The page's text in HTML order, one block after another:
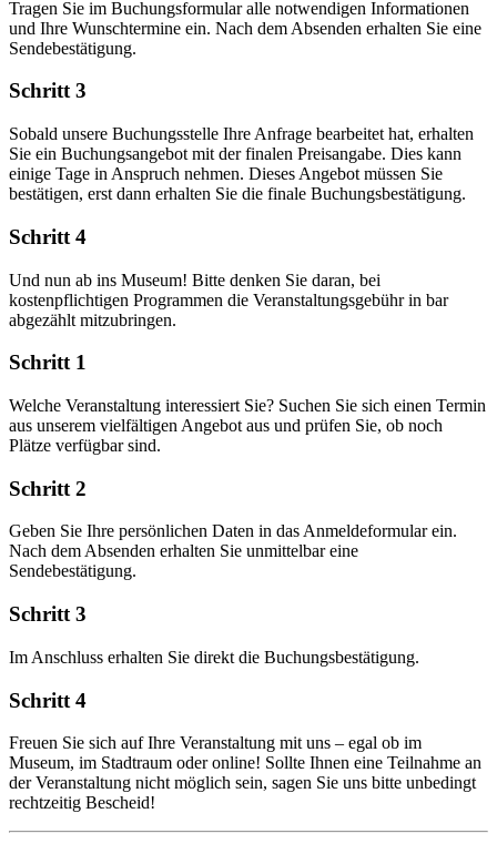
Tragen Sie im Buchungsformular alle notwendigen Informationen
und Ihre Wunschtermine ein. Nach dem Absenden erhalten Sie eine
Sendebestätigung.
Schritt 3
Sobald unsere Buchungsstelle Ihre Anfrage bearbeitet hat, erhalten
Sie ein Buchungsangebot mit der finalen Preisangabe. Dies kann
einige Tage in Anspruch nehmen. Dieses Angebot müssen Sie
bestätigen, erst dann erhalten Sie die finale Buchungsbestätigung.
Schritt 4
Und nun ab ins Museum! Bitte denken Sie daran, bei
kostenpflichtigen Programmen die Veranstaltungsgebühr in bar
abgezählt mitzubringen.
Schritt 1
Welche Veranstaltung interessiert Sie? Suchen Sie sich einen Termin
aus unserem vielfältigen Angebot aus und prüfen Sie, ob noch
Plätze verfügbar sind.
Schritt 2
Geben Sie Ihre persönlichen Daten in das Anmeldeformular ein.
Nach dem Absenden erhalten Sie unmittelbar eine
Sendebestätigung.
Schritt 3
Im Anschluss erhalten Sie direkt die Buchungsbestätigung.
Schritt 4
Freuen Sie sich auf Ihre Veranstaltung mit uns – egal ob im
Museum, im Stadtraum oder online! Sollte Ihnen eine Teilnahme an
der Veranstaltung nicht möglich sein, sagen Sie uns bitte unbedingt
rechtzeitig Bescheid!